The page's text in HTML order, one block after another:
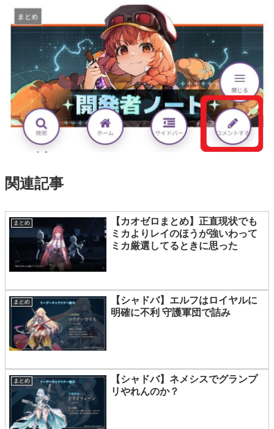
関連記事
まとめ
【カオゼロまとめ】正直現状でも
ミカよりレイのほうが強いわって
ミカ厳選してるときに思った
まとめ
【シャドバ】エルフはロイヤルに
明確に不利 守護軍団で詰み
まとめ
【シャドバ】ネメシスでグランプ
リやれんのか？